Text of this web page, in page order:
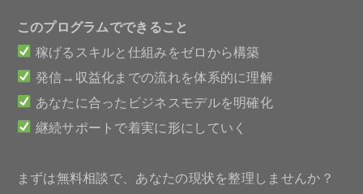
このプログラムでできること
稼げるスキルと仕組みをゼロから構築
発信→収益化までの流れを体系的に理解
あなたに合ったビジネスモデルを明確化
継続サポートで着実に形にしていく
まずは無料相談で、あなたの現状を整理しませんか？